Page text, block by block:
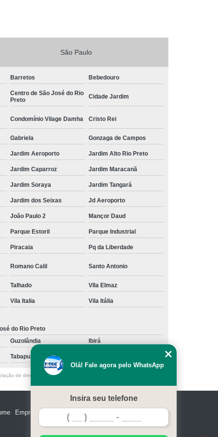
São Paulo
Barretos Bebedouro
Centro de São José do Rio
Preto
Cidade Jardim
Condomínio Vilage Damha Cristo Rei
Gabriela Gonzaga de Campos
Jardim Aeroporto Jardim Alto Rio Preto
Jardim Caparroz Jardim Maracanã
Jardim Soraya Jardim Tangará
Jardim dos Seixas Jd Aeroporto
João Paulo 2 Mançor Daud
Parque Estoril Parque Industrial
Piracaia Pq da Liberdade
Romano Calil Santo Antonio
Talhado VIla Elmaz
Vila Italia Vila Itália
do Rio Preto
Guzolândia Ibirá
Tabapuã
de direito autoral – artigo 184 do Código Penal –
Empresa Serviços
Olá! Fale agora pelo WhatsApp
Insira seu telefone